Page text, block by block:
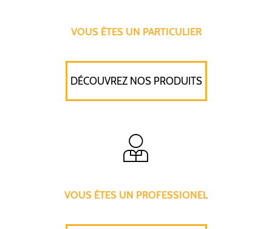
VOUS ÊTES UN PARTICULIER
DÉCOUVREZ NOS PRODUITS
VOUS ÊTES UN PROFESSIONEL